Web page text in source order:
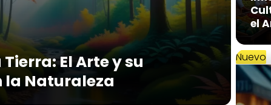
El Arte y su
la Naturaleza
el
Nuevo